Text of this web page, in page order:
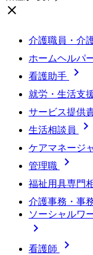
close
介護職員・介
ホームヘルパ
看護助手 
就労・生活支
サービス提供
生活相談員 
ケアマネージ
管理職 
福祉用具専門
介護事務・事
ソーシャルワ

看護師 